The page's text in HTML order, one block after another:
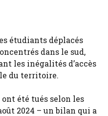
étudiants déplacés
dans le sud,
les inégalités d’accès
du territoire.
été tués selon les
2024 – un bilan qui a